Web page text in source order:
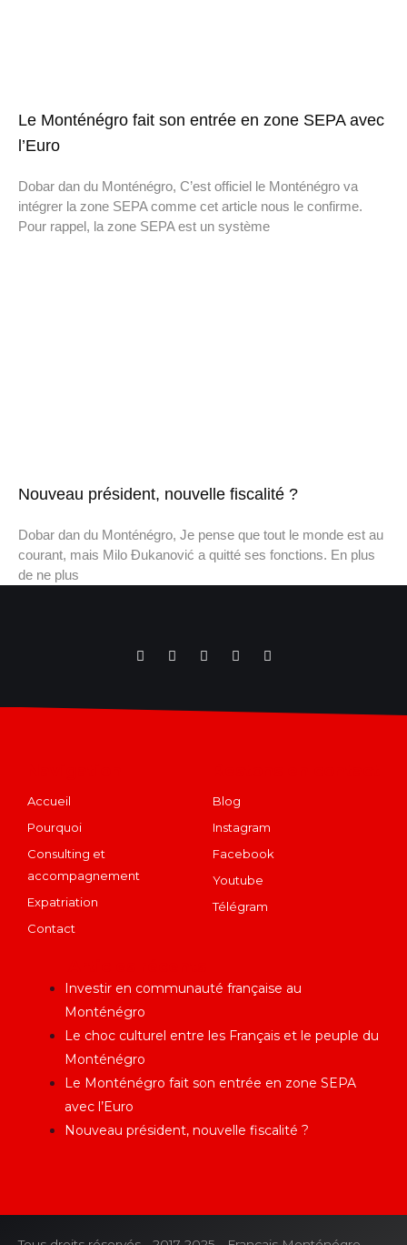
Le Monténégro fait son entrée en zone SEPA avec
l’Euro
Dobar dan du Monténégro, C’est officiel le Monténégro va
intégrer la zone SEPA comme cet article nous le confirme.
Pour rappel, la zone SEPA est un système
Nouveau président, nouvelle fiscalité ?
Dobar dan du Monténégro, Je pense que tout le monde est au
courant, mais Milo Đukanović a quitté ses fonctions. En plus
de ne plus
Accueil
Pourquoi
Consulting et
accompagnement
Expatriation
Contact
Blog
Instagram
Facebook
Youtube
Télégram
Investir en communauté française au
Monténégro
Le choc culturel entre les Français et le peuple du
Monténégro
Le Monténégro fait son entrée en zone SEPA
avec l’Euro
Nouveau président, nouvelle fiscalité ?